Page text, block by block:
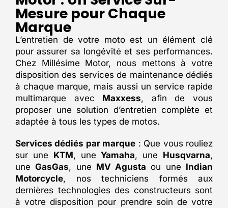
Mesure pour Chaque
Marque
L’entretien de votre moto est un élément clé
pour assurer sa longévité et ses performances.
Chez Millésime Motor, nous mettons à votre
disposition des services de maintenance dédiés
à chaque marque, mais aussi un service rapide
multimarque avec Maxxess, afin de vous
proposer une solution d’entretien complète et
adaptée à tous les types de motos.
Services dédiés par marque : Que vous rouliez
sur une KTM, uneYamaha, une Husqvarna,
uneGasGas, une MV Agusta ou une Indian
Motorcycle, nos techniciens formés aux
dernières technologies des constructeurs sont
à votre disposition pour prendre soin de votre